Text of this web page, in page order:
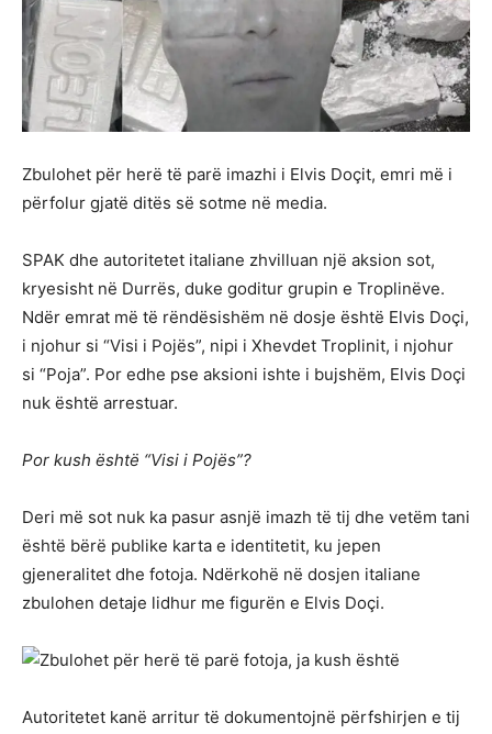
Zbulohet për herë të parë imazhi i Elvis Doçit, emri më i
përfolur gjatë ditës së sotme në media.
SPAK dhe autoritetet italiane zhvilluan një aksion sot,
kryesisht në Durrës, duke goditur grupin e Troplinëve.
Ndër emrat më të rëndësishëm në dosje është Elvis Doçi,
i njohur si “Visi i Pojës”, nipi i Xhevdet Troplinit, i njohur
si “Poja”. Por edhe pse aksioni ishte i bujshëm, Elvis Doçi
nuk është arrestuar.
Por kush është “Visi i Pojës”?
Deri më sot nuk ka pasur asnjë imazh të tij dhe vetëm tani
është bërë publike karta e identitetit, ku jepen
gjeneralitet dhe fotoja. Ndërkohë në dosjen italiane
zbulohen detaje lidhur me figurën e Elvis Doçi.
Autoritetet kanë arritur të dokumentojnë përfshirjen e tij